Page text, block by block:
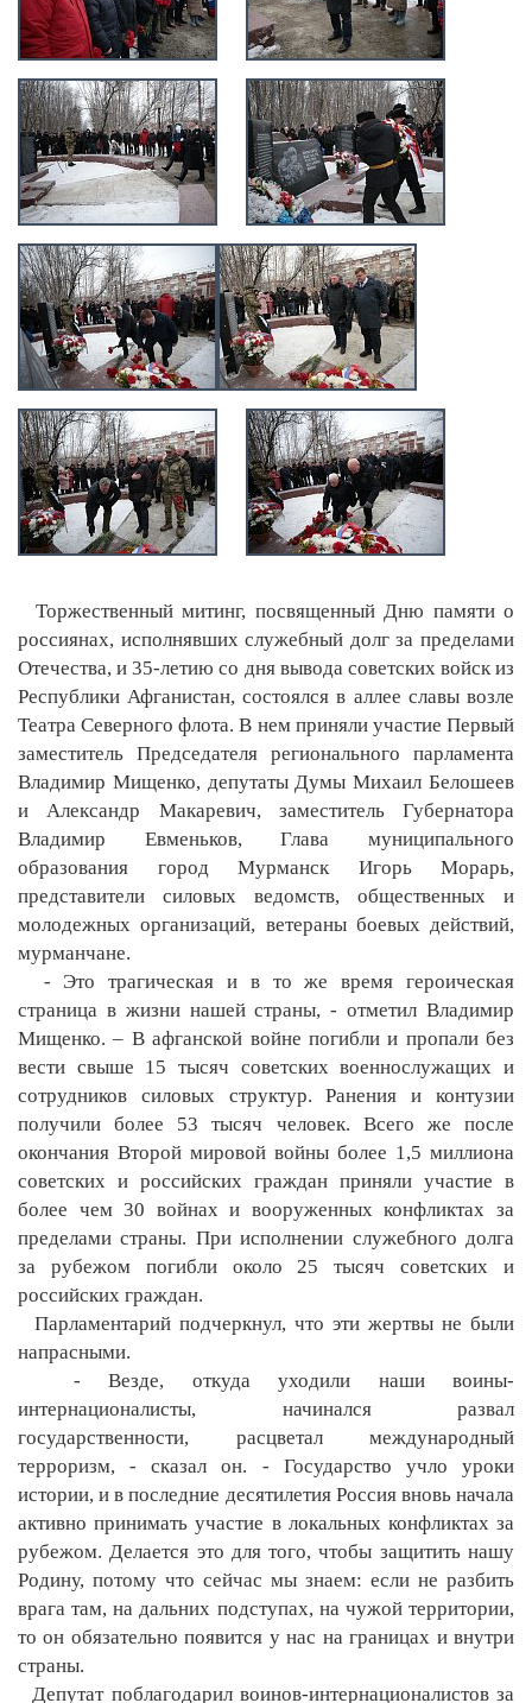
Торжественный митинг, посвященный Дню памяти о
россиянах, исполнявших служебный долг за пределами
Отечества, и 35-летию со дня вывода советских войск из
Республики Афганистан, состоялся в аллее славы возле
Театра Северного флота. В нем приняли участие Первый
заместитель Председателя регионального парламента
Владимир Мищенко, депутаты Думы Михаил Белошеев
и Александр Макаревич, заместитель Губернатора
Владимир Евменьков, Глава муниципального
образования город Мурманск Игорь Морарь,
представители силовых ведомств, общественных и
молодежных организаций, ветераны боевых действий,
мурманчане.
- Это трагическая и в то же время героическая
страница в жизни нашей страны, - отметил Владимир
Мищенко. – В афганской войне погибли и пропали без
вести свыше 15 тысяч советских военнослужащих и
сотрудников силовых структур. Ранения и контузии
получили более 53 тысяч человек. Всего же после
окончания Второй мировой войны более 1,5 миллиона
советских и российских граждан приняли участие в
более чем 30 войнах и вооруженных конфликтах за
пределами страны. При исполнении служебного долга
за рубежом погибли около 25 тысяч советских и
российских граждан.
Парламентарий подчеркнул, что эти жертвы не были
напрасными.
- Везде, откуда уходили наши воины-
интернационалисты, начинался развал
государственности, расцветал международный
терроризм, - сказал он. - Государство учло уроки
истории, и в последние десятилетия Россия вновь начала
активно принимать участие в локальных конфликтах за
рубежом. Делается это для того, чтобы защитить нашу
Родину, потому что сейчас мы знаем: если не разбить
врага там, на дальних подступах, на чужой территории,
то он обязательно появится у нас на границах и внутри
страны.
Депутат поблагодарил воинов-интернационалистов за